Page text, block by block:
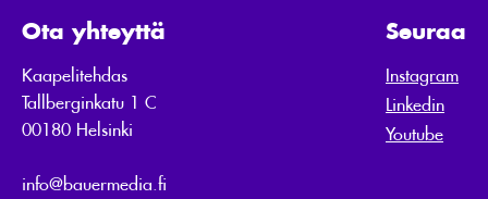
Ota yhteyttä
Kaapelitehdas
Tallberginkatu 1 C
00180 Helsinki
info@bauermedia.fi
Seuraa
Instagram
Linkedin
Youtube